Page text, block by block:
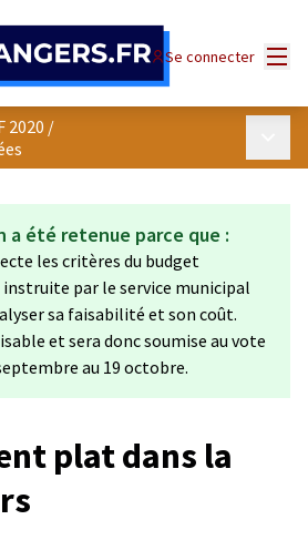
Se connecter
2020 /
été retenue parce que :
les critères du budget
par le service municipal
sa faisabilité et son coût.
et sera donc soumise au vote
au 19 octobre.
plat dans la